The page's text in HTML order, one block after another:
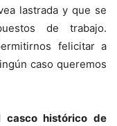
lastrada y que se
de trabajo.
felicitar a
caso queremos
casco histórico de